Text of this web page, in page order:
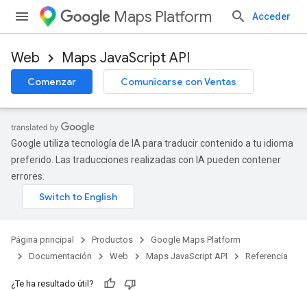
Maps Platform Acceder
Web Maps JavaScript API
Comenzar Comunicarse con Ventas
Google utiliza tecnología de IA para traducir contenido a tu idioma
preferido. Las traducciones realizadas con IA pueden contener
errores.
Página principal Productos
Google Maps Platform
Documentación
Web Maps JavaScript API Referencia
¿Te ha resultado útil?